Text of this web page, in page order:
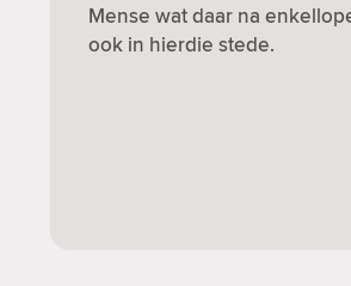
Mense wat daar na
ook in hierdie stede.